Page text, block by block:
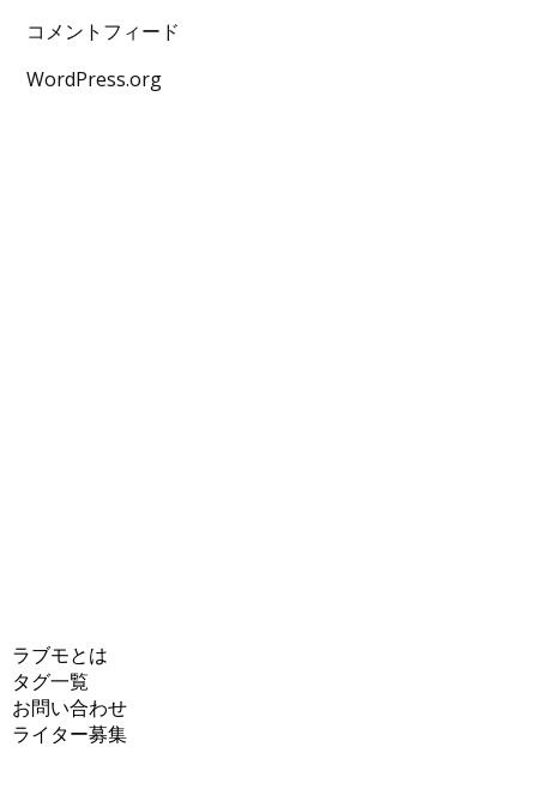
コメントフィード
WordPress.org
ラブモとは
タグ一覧
お問い合わせ
ライター募集